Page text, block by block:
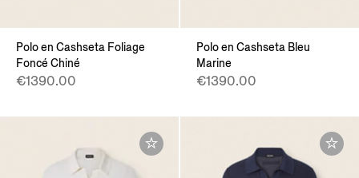
Polo en Cashseta Foliage
Foncé Chiné
€1390.00
Polo en Cashseta Bleu
Marine
€1390.00